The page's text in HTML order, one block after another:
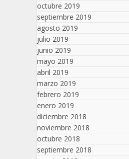
octubre 2019
septiembre 2019
agosto 2019
julio 2019
junio 2019
mayo 2019
abril 2019
marzo 2019
febrero 2019
enero 2019
diciembre 2018
noviembre 2018
octubre 2018
septiembre 2018